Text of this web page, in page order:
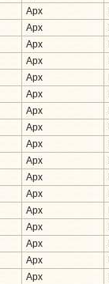
Арх
Арх
Арх
Арх
Арх
Арх
Арх
Арх
Арх
Арх
Арх
Арх
Арх
Арх
Арх
Арх
Арх